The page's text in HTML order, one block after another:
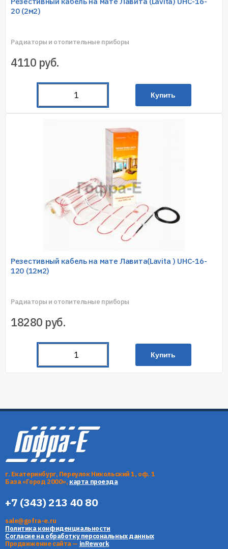
20 (2м2)
Радиаторы и отопительные приборы
4110 руб.
Купить
Резестивный кабель на мате Лавита(Lavita ) UHC-16-
120 (12м2)
Радиаторы и отопительные приборы
18280 руб.
Купить
г. Екатеринбург, Переулок Никольский 1, оф. 1
База «Город 2000», карта проезда
+7 (343) 213 40 80
sale@gofra-e.ru
Политика конфиденциальности
Согласие на обработку персональных данных
Продвижение сайта — inRework